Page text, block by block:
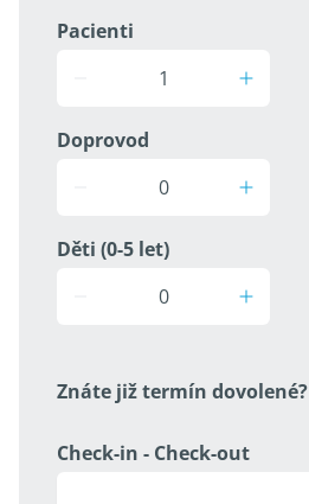
Pacienti
Doprovod
Děti (0-5 let)
Znáte již termín dovolené?
Check-in - Check-out